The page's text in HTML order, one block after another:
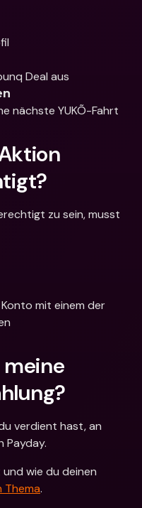
Deal aus
nächste YUKÕ-Fahrt
zu sein, musst
verdient hast, an
Payday.
wie du deinen
Thema.